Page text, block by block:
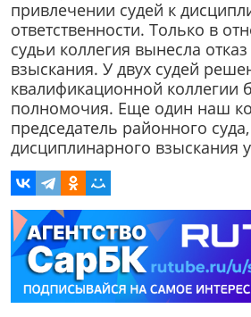
привлечении судей к
ответственности. Только в
судьи коллегия вынесла
взыскания. У двух судей
квалификационной
полномочия. Еще один наш
председатель районного
дисциплинарного взыскания